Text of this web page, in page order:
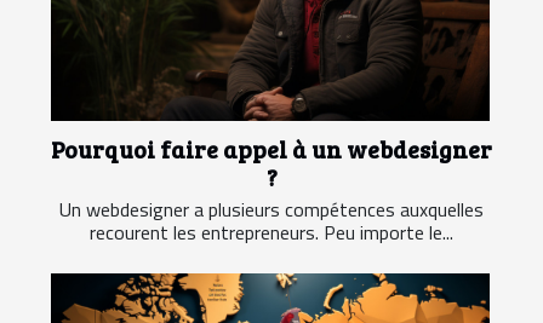
Pourquoi faire appel à un webdesigner
?
Un webdesigner a plusieurs compétences auxquelles
recourent les entrepreneurs. Peu importe le...